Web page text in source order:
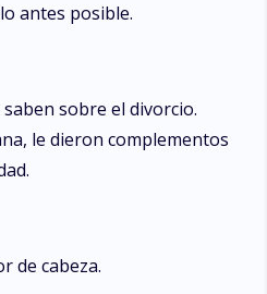
antes posible.
sobre el divorcio.
le dieron complementos
de cabeza.